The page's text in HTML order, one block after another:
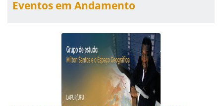
Eventos em Andamento